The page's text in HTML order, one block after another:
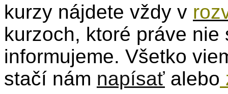
kurzy nájdete vždy v
kurzoch, ktoré práve
informujeme. Všetko
stačí nám napísať alebo